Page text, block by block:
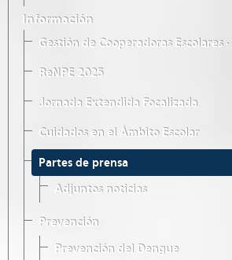
Información
Gestión de Cooperadoras Escolares
ReNPE 2025
Jornada Extendida Focalizada
Cuidados en el Ámbito Escolar
Partes de prensa
Adjuntos noticias
Prevención
Prevención del Dengue